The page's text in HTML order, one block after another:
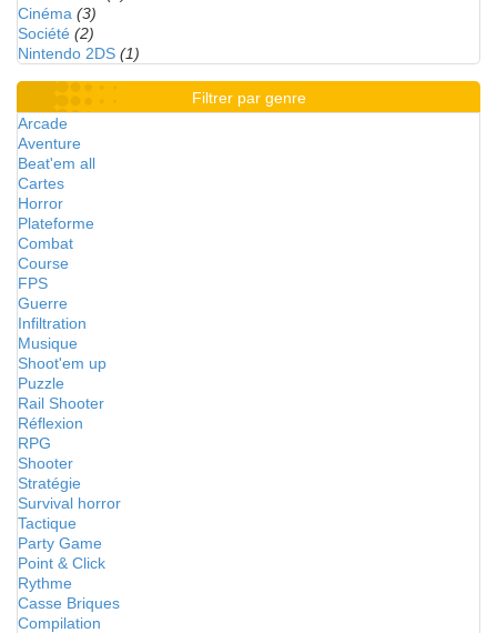
Cinéma (3)
Société (2)
Nintendo 2DS (1)
Filtrer par genre
Arcade
Aventure
Beat'em all
Cartes
Horror
Plateforme
Combat
Course
FPS
Guerre
Infiltration
Musique
Shoot'em up
Puzzle
Rail Shooter
Réflexion
RPG
Shooter
Stratégie
Survival horror
Tactique
Party Game
Point & Click
Rythme
Casse Briques
Compilation